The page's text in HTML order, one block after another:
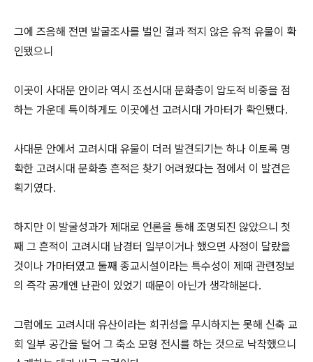
그에 즈음해 전면 발굴조사를 벌인 결과 적지 않은 유적 유물이 확
인됐으니
이곳이 사대문 안이라 역시 조선시대 문화층이 압도적 비중을 점
하는 가운데 특이하게도 이곳에선 고려시대 가마터가 확인됐다.
사대문 안에서 고려시대 유물이 더러 발견되기는 하나 이토록 명
확한 고려시대 문화층 흔적은 찾기 어려웠다는 점에서 이 발견은
획기였다.
하지만 이 발굴성과가 제대로 언론을 통해 조명되진 않았으니 첫
째 그 흔적이 고려시대 남경터 일부이거나 했으면 사정이 달랐을
것이나 가마터였고 둘째 종교시설이라는 특수성이 제때 관련정보
의 즉각 공개엔 난관이 있었기 때문이 아닌가 생각해본다.
그럼에도 고려시대 유산이라는 희귀성을 무시하지는 못해 신축 교
회 일부 공간을 털어 그 축소 모형 전시를 하는 것으로 낙착했으니